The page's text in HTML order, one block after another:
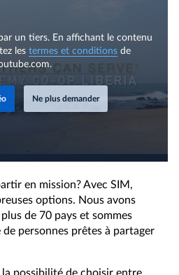
un tiers. En affichant le contenu
les termes et conditions de
Ne plus demander
en mission? Avec SIM,
options. Nous avons
de 70 pays et sommes
personnes prêtes à partager
la possibilité de choisir entre